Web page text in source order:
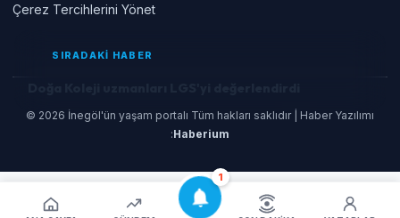
1
Çerez Tercihlerini Yönet
© 2026 İnegöl'ün yaşam portalı Tüm hakları saklıdır | Haber Yazılımı
:Haberium
SIRADAKİ HABER